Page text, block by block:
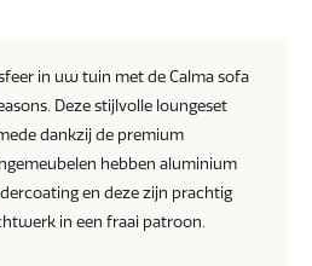
in uw tuin met de Calma sofa
Deze stijlvolle loungeset
dankzij de premium
hebben aluminium
en deze zijn prachtig
in een fraai patroon.